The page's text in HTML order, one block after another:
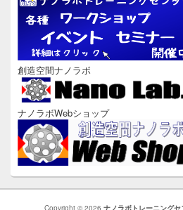
創造空間ナノラボ
ナノラボWebショップ
Copyright © 2026 ナノラボトレーニングセ